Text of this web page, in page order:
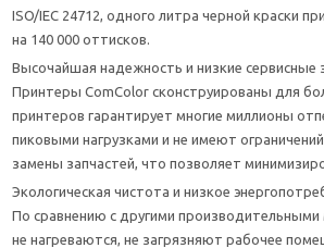
ISO/IEC 24712, одного литра черной краски
на 140 000 оттисков.
Высочайшая надежность и низкие сервисные
Принтеры ComColor сконструированы для
принтеров гарантирует многие миллионы
пиковыми нагрузками и не имеют
замены запчастей, что позволяет
Экологическая чистота и низкое
По сравнению с другими
не нагреваются, не загрязняют рабочее